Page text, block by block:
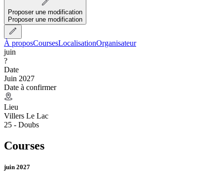
Proposer une modification
Proposer une modification
À proposCoursesLocalisationOrganisateur
juin
?
Date
Juin 2027
Date à confirmer
Lieu
Villers Le Lac
25 - Doubs
Courses
juin 2027